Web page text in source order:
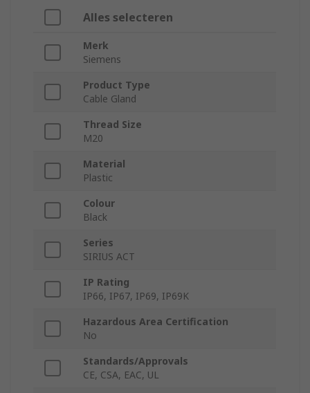
Alles selecteren
Merk
Siemens
Product Type
Cable Gland
Thread Size
M20
Material
Plastic
Colour
Black
Series
SIRIUS ACT
IP Rating
IP66, IP67, IP69, IP69K
Hazardous Area Certification
No
Standards/Approvals
CE, CSA, EAC, UL